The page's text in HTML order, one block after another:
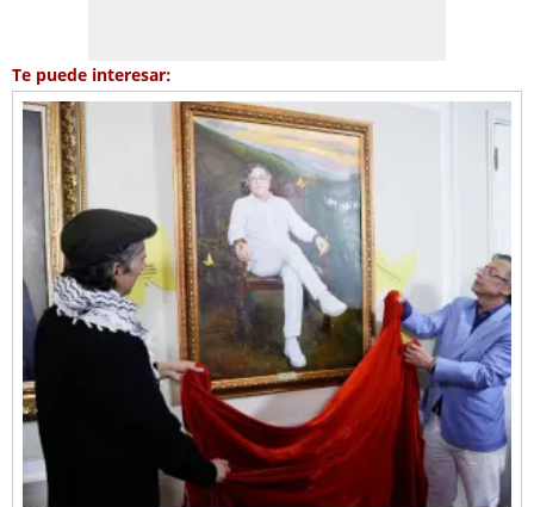
Te puede interesar: